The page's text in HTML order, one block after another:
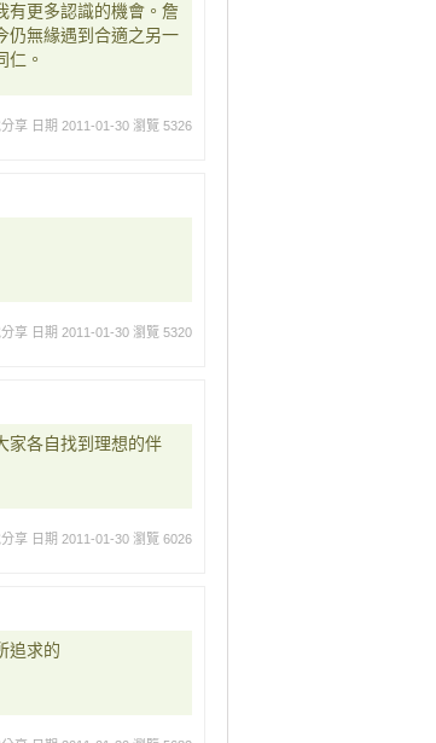
有更多認識的機會。詹
仍無緣遇到合適之另一
仁。
享 日期 2011-01-30 瀏覽 5326
享 日期 2011-01-30 瀏覽 5320
家各自找到理想的伴
享 日期 2011-01-30 瀏覽 6026
追求的